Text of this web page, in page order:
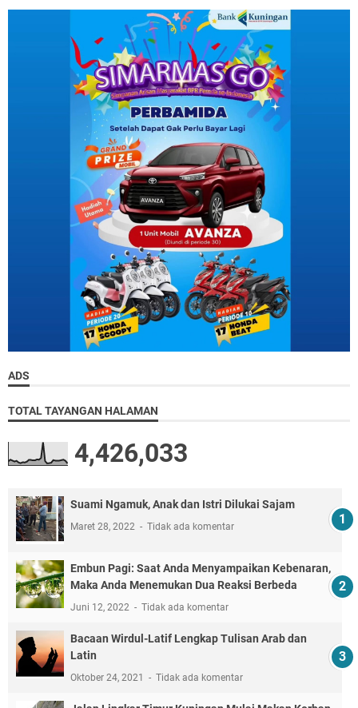
ADS
TOTAL TAYANGAN HALAMAN
4,426,033
Suami Ngamuk, Anak dan Istri Dilukai Sajam
Maret 28, 2022 Tidak ada komentar
Embun Pagi: Saat Anda Menyampaikan Kebenaran,
Maka Anda Menemukan Dua Reaksi Berbeda
Juni 12, 2022 Tidak ada komentar
Bacaan Wirdul-Latif Lengkap Tulisan Arab dan
Latin
Oktober 24, 2021 Tidak ada komentar